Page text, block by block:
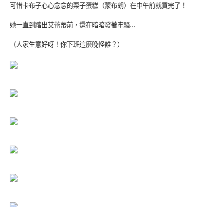
可惜卡布子心心念念的栗子蛋糕（蒙布朗）在中午前就買完了！
她一直到踏出艾蕾蒂前，還在暗暗發著牢騷…
（人家生意好呀！你下班這麼晚怪誰？）